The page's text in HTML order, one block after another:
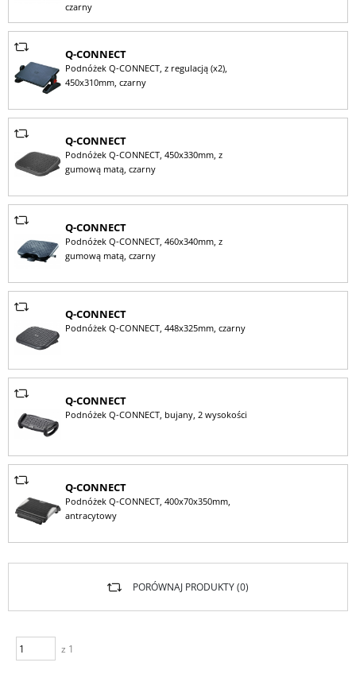
czarny
Q-CONNECT
Podnóżek Q-CONNECT, z regulacją (x2),
450x310mm, czarny
Q-CONNECT
Podnóżek Q-CONNECT, 450x330mm, z
gumową matą, czarny
Q-CONNECT
Podnóżek Q-CONNECT, 460x340mm, z
gumową matą, czarny
Q-CONNECT
Podnóżek Q-CONNECT, 448x325mm, czarny
Q-CONNECT
Podnóżek Q-CONNECT, bujany, 2 wysokości
Q-CONNECT
Podnóżek Q-CONNECT, 400x70x350mm,
antracytowy
z 1
PORÓWNAJ PRODUKTY (0)